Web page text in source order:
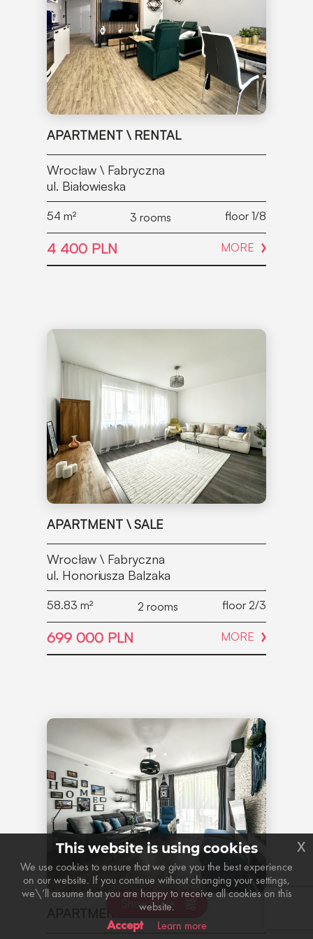
Show filters
APARTMENT \ RENTAL
Wrocław \ Fabryczna
ul. Białowieska
54 m² 3 rooms floor 1/8
4 400 PLN MORE
APARTMENT \ SALE
Wrocław \ Fabryczna
ul. Honoriusza Balzaka
58.83 m² 2 rooms floor 2/3
699 000 PLN MORE
APARTMENT \ RENTAL
This website is using cookies
We use cookies to ensure that we give you the best experience
on our website. If you continue without changing your settings,
we\’ll assume that you are happy to receive all cookies on this
website.
Accept Learn more
x